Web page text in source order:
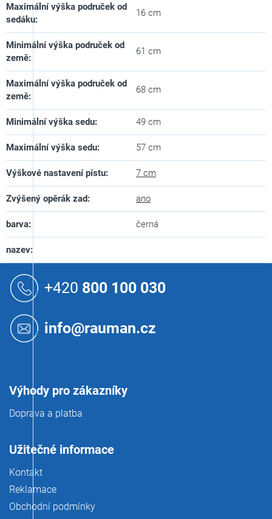
Maximální výška područek od
sedáku:
16 cm
Minimální výška područek od
země:
61 cm
Maximální výška područek od
země:
68 cm
Minimální výška sedu: 49 cm
Maximální výška sedu: 57 cm
Výškové nastavení pístu: 7 cm
Zvýšený opěrák zad: ano
barva: černá
nazev:
+420 800 100 030
info@rauman.cz
Výhody pro zákazníky
Doprava a platba
Užitečné informace
Kontakt
Reklamace
Obchodní podmínky